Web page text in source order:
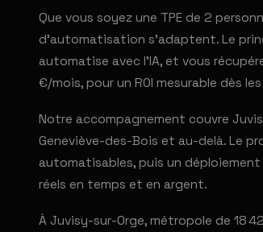
Que vous soyez une TPE de 2
d'automatisation s'adaptent. Le
automatise avec l'IA, et vous
€/mois, pour un ROI mesurable dès
Notre accompagnement couvre
Geneviève-des-Bois et au-delà. Le
automatisables, puis un
réels en temps et en argent.
À Juvisy-sur-Orge, métropole de 18